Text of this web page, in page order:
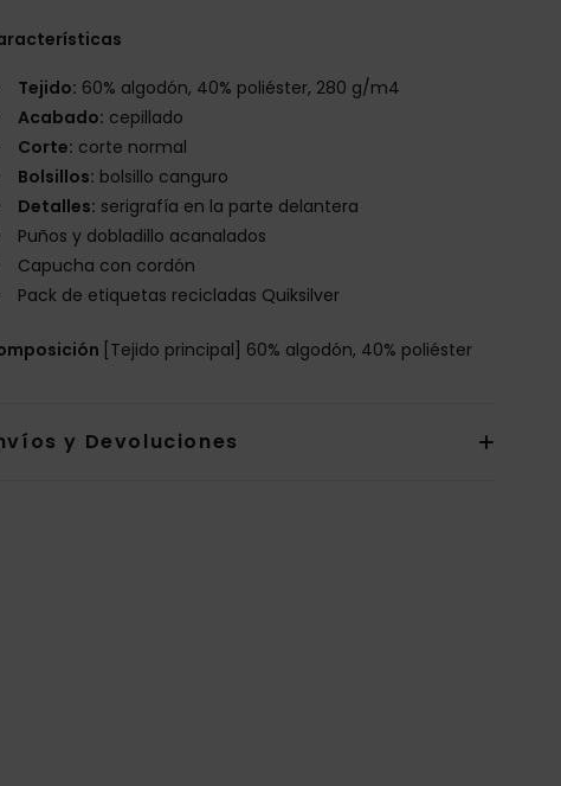
Tejido: 60% algodón, 40% poliéster, 280 g/m4
Acabado: cepillado
Corte: corte normal
Bolsillos: bolsillo canguro
Detalles: serigrafía en la parte delantera
Puños y dobladillo acanalados
Capucha con cordón
Pack de etiquetas recicladas Quiksilver
[Tejido principal] 60% algodón, 40% poliéster
y Devoluciones